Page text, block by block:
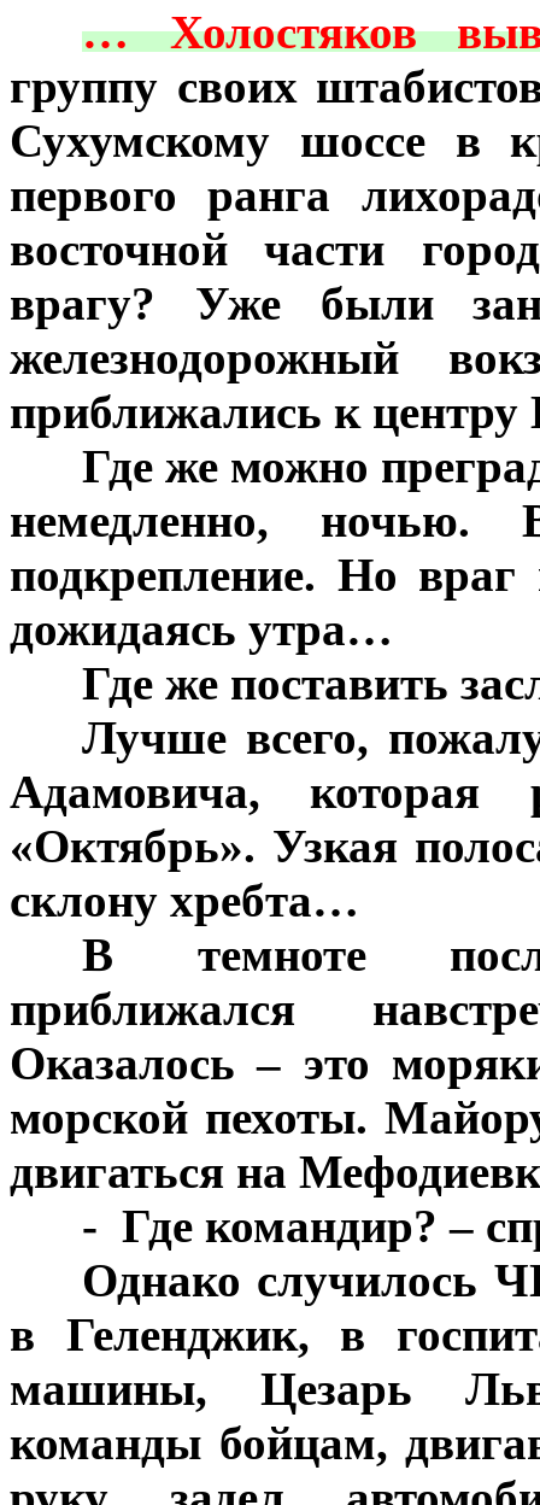
… Холостяков
группу своих
Сухумскому шоссе в
первого ранга
восточной части
врагу? Уже были
железнодорожный
приближались к центру
Где же можно
немедленно, ночью.
подкрепление. Но
дожидаясь утра…
Где же поставить
Лучше всего,
Адамовича, которая
«Октябрь». Узкая
склону хребта…
В темноте
приближался
Оказалось – это
морской пехоты.
двигаться на
- Где командир? –
Однако случилось
в Геленджик, в
машины, Цезарь
команды бойцам,